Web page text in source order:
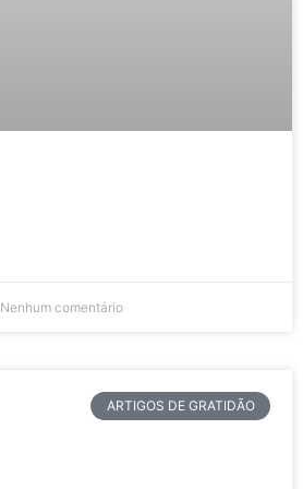
Nenhum comentário
ARTIGOS DE GRATIDÃO